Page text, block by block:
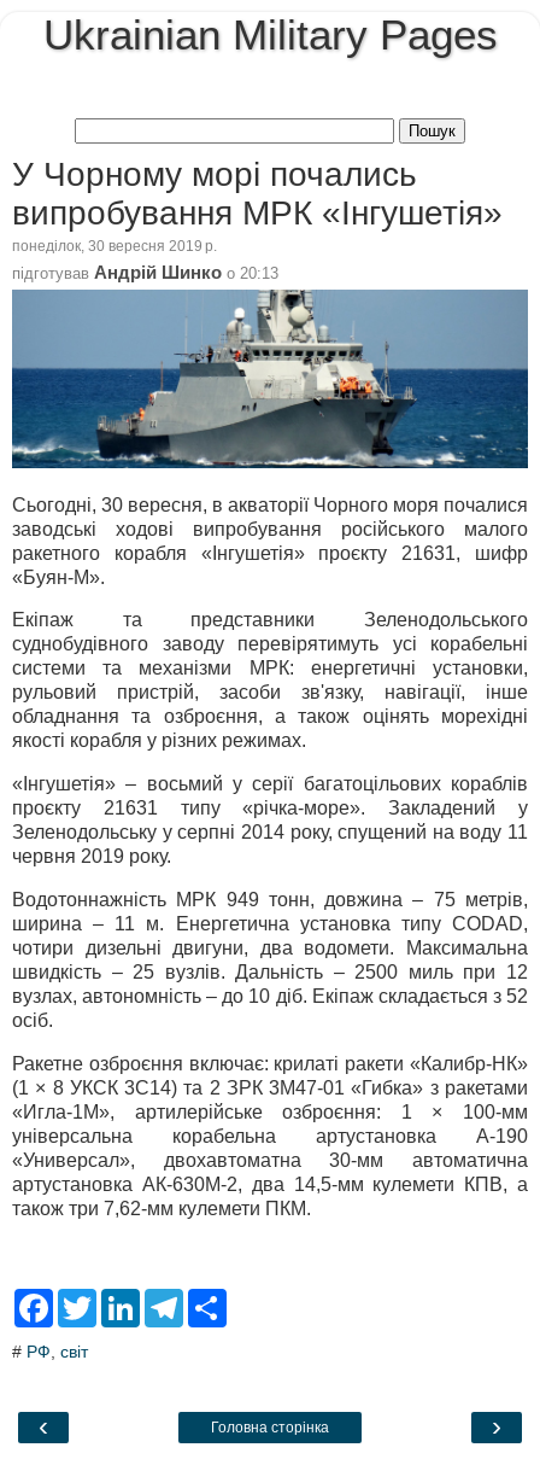
Ukrainian Military Pages
У Чорному морі почались
випробування МРК «Інгушетія»
понеділок, 30 вересня 2019 р.
підготував Андрій Шинко о 20:13
Сьогодні, 30 вересня, в акваторії Чорного моря почалися
заводські ходові випробування російського малого
ракетного корабля «Інгушетія» проєкту 21631, шифр
«Буян-М».
Екіпаж та представники Зеленодольського
суднобудівного заводу перевірятимуть усі корабельні
системи та механізми МРК: енергетичні установки,
рульовий пристрій, засоби зв'язку, навігації, інше
обладнання та озброєння, а також оцінять морехідні
якості корабля у різних режимах.
«Інгушетія» – восьмий у серії багатоцільових кораблів
проєкту 21631 типу «річка-море». Закладений у
Зеленодольську у серпні 2014 року, спущений на воду 11
червня 2019 року.
Водотоннажність МРК 949 тонн, довжина – 75 метрів,
ширина – 11 м. Енергетична установка типу CODAD,
чотири дизельні двигуни, два водомети. Максимальна
швидкість – 25 вузлів. Дальність – 2500 миль при 12
вузлах, автономність – до 10 діб. Екіпаж складається з 52
осіб.
Ракетне озброєння включає: крилаті ракети «Калибр-НК»
(1 × 8 УКСК 3С14) та 2 ЗРК 3М47-01 «Гибка» з ракетами
«Игла-1М», артилерійське озброєння: 1 × 100-мм
універсальна корабельна артустановка А-190
«Универсал», двохавтоматна 30-мм автоматична
артустановка АК-630М-2, два 14,5-мм кулемети КПВ, а
також три 7,62-мм кулемети ПКМ.
F
e
o
T
L
T
a
# РФ світ
‹ ›
Головна сторінка